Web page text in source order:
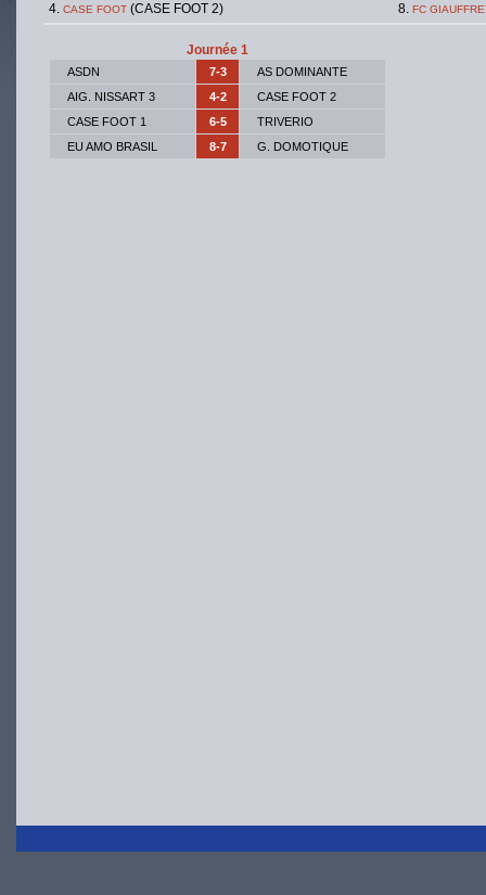
CASE FOOT (CASE FOOT 2)
FC
Journée 1
ASDN 7-3
AS DOMINANTE
AIG. NISSART 3
4-2
CASE FOOT 2
CASE FOOT 1
6-5
TRIVERIO
EU AMO BRASIL
8-7 G. DOMOTIQUE